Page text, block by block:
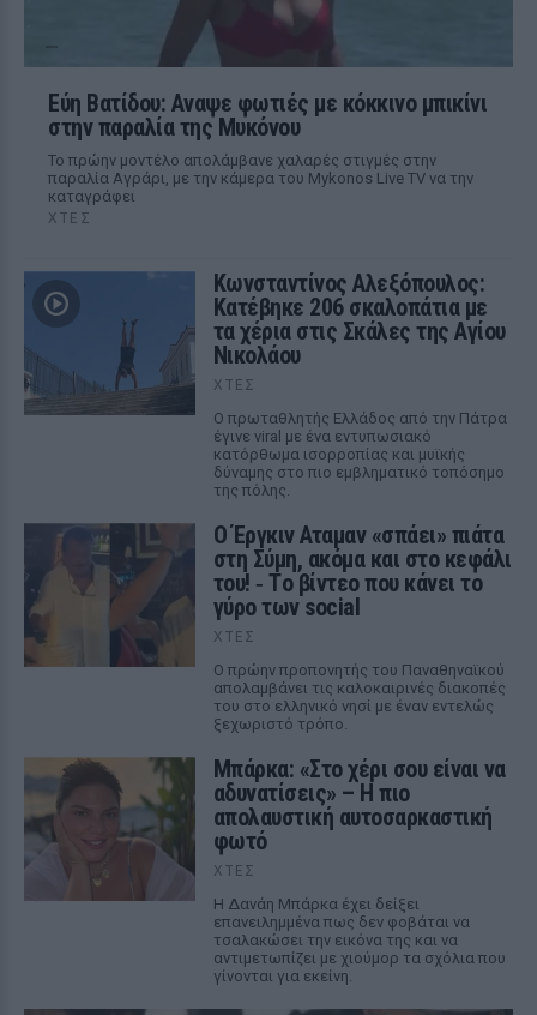
Εύη Βατίδου: Αναψε φωτιές με κόκκινο μπικίνι
στην παραλία της Μυκόνου
Το πρώην μοντέλο απολάμβανε χαλαρές στιγμές στην
παραλία Αγράρι, με την κάμερα του Mykonos Live TV να την
καταγράφει
ΧΤΕΣ
Κωνσταντίνος Αλεξόπουλος:
Κατέβηκε 206 σκαλοπάτια με
τα χέρια στις Σκάλες της Αγίου
Νικολάου
ΧΤΕΣ
Ο πρωταθλητής Ελλάδος από την Πάτρα
έγινε viral με ένα εντυπωσιακό
κατόρθωμα ισορροπίας και μυϊκής
δύναμης στο πιο εμβληματικό τοπόσημο
της πόλης.
Ο Έργκιν Αταμαν «σπάει» πιάτα
στη Σύμη, ακόμα και στο κεφάλι
του! ‑ Tο βίντεο που κάνει το
γύρο των social
ΧΤΕΣ
Ο πρώην προπονητής του Παναθηναϊκού
απολαμβάνει τις καλοκαιρινές διακοπές
του στο ελληνικό νησί με έναν εντελώς
ξεχωριστό τρόπο.
Μπάρκα: «Στο χέρι σου είναι να
αδυνατίσεις» – Η πιο
απολαυστική αυτοσαρκαστική
φωτό
ΧΤΕΣ
Η Δανάη Μπάρκα έχει δείξει
επανειλημμένα πως δεν φοβάται να
τσαλακώσει την εικόνα της και να
αντιμετωπίζει με χιούμορ τα σχόλια που
γίνονται για εκείνη.